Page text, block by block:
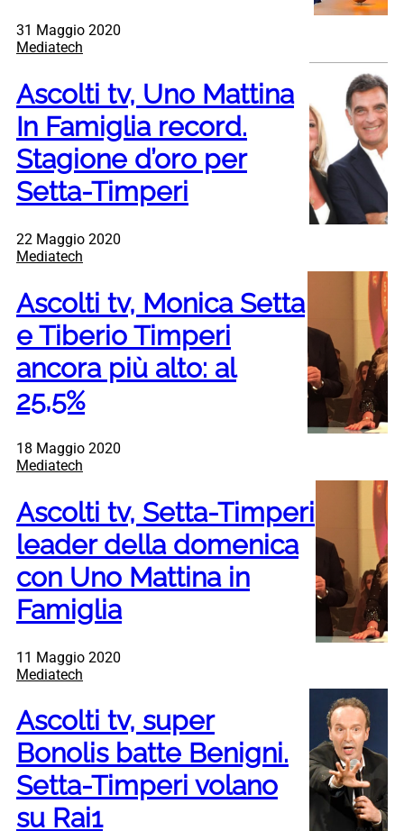
31 Maggio 2020
Mediatech
Ascolti tv, Uno Mattina
In Famiglia record.
Stagione d’oro per
Setta-Timperi
22 Maggio 2020
Mediatech
Ascolti tv, Monica Setta
e Tiberio Timperi
ancora più alto: al
25,5%
18 Maggio 2020
Mediatech
Ascolti tv, Setta-Timperi
leader della domenica
con Uno Mattina in
Famiglia
11 Maggio 2020
Mediatech
Ascolti tv, super
Bonolis batte Benigni.
Setta-Timperi volano
su Rai1